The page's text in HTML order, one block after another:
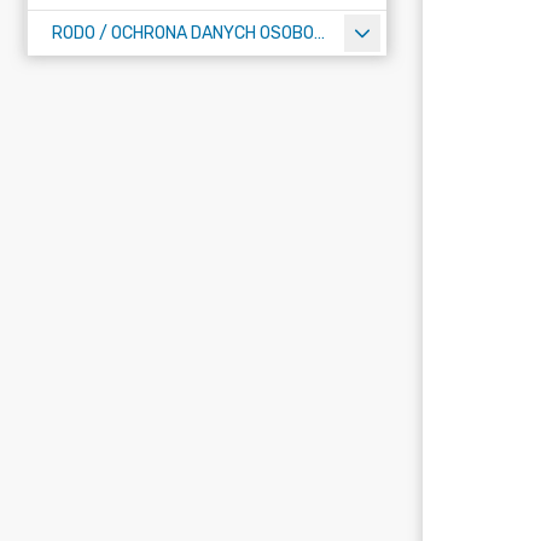
RODO / OCHRONA DANYCH OSOBOWYCH